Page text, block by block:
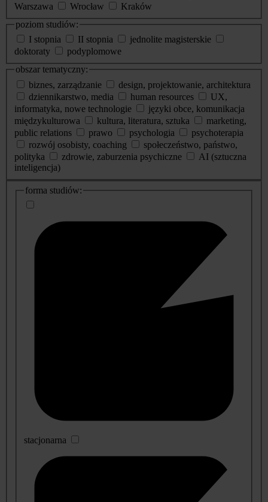
Warszawa
Wrocław
Kraków
poziom studiów:
I stopnia
II stopnia
jednolite magisterskie
doktoraty
podyplomowe
obszar tematyczny:
biznes, zarządzanie
design, projektowanie, architektura
dziennikarstwo, media
human resources
UX,
informatyka, nowe technologie
języki obce, komunikacja
międzykulturowa
kultura, literatura, sztuka
marketing,
public relations
prawo psychologia
psychoterapia
rozwój osobisty, coaching
społeczeństwo, państwo,
polityka
zdrowie, zaburzenia psychiczne
AI (sztuczna
inteligencja)
dodatkowe
informacje
forma studiów:
stacjonarna